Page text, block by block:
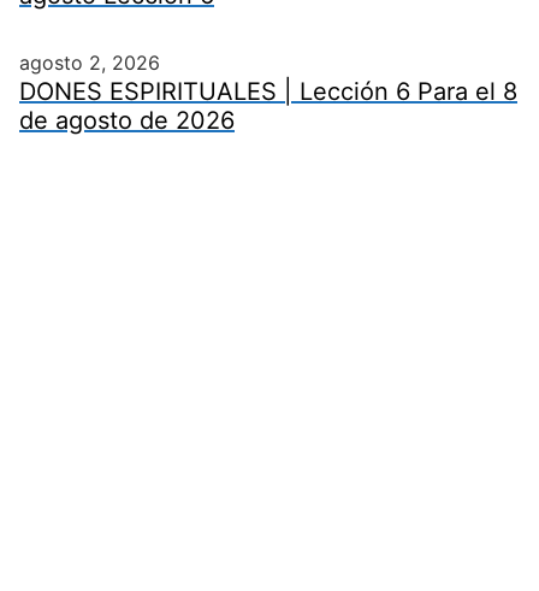
agosto 2, 2026
DONES ESPIRITUALES | Lección 6 Para el 8
de agosto de 2026